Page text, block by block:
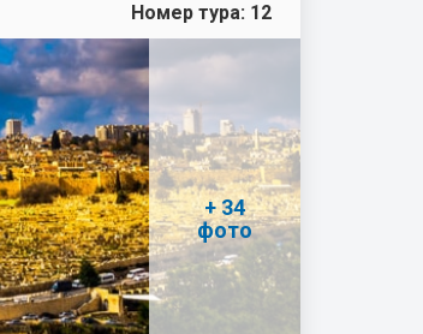
Номер тура: 12
+ 34
фото